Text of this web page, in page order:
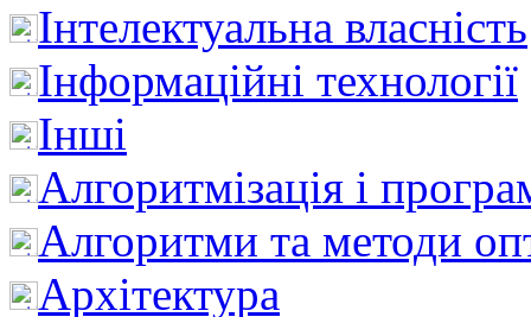
Інтелектуальна влaсність
Інформаційні технології
Інші
Алгоритмізація і
Алгоритми та методи
Архітектура